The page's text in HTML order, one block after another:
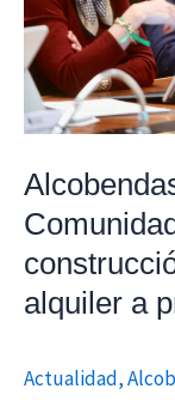
alquiler a
Actualidad,
Comunidad
de
Madrid
para
construcción
de
700
viviendas
a